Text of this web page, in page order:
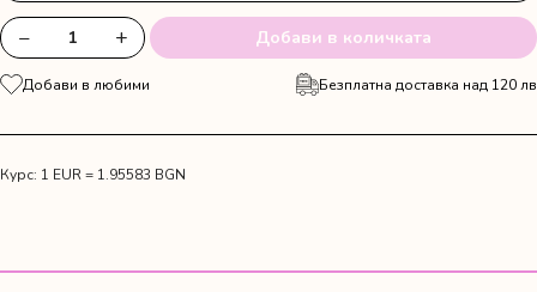
количество
за
Коледна
еленче
− + Добави в количката
Добави в любими Безплатна доставка над 120 лв
Курс: 1 EUR = 1.95583 BGN